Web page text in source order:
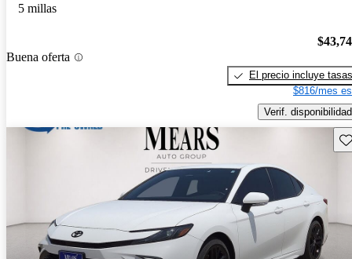
5 millas
Buena oferta
El precio incluye tasas
$816/mes
Verif. disponibilidad